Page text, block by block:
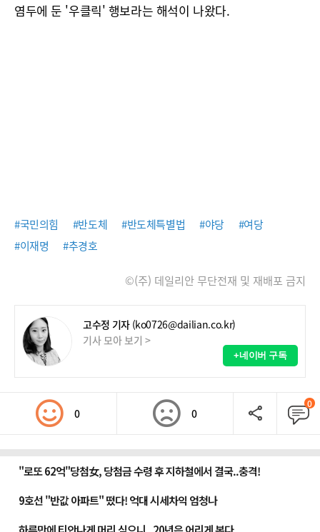
염두에 둔 '우클릭' 행보라는 해석이 나왔다.
#국민의힘 #반도체 #반도체특별법 #야당
#여당
#이재명
#추경호
©(주) 데일리안 무단전재 및 재배포 금지
고수정 기자 (ko0726@dailian.co.kr)
기사 모아 보기 >
+네이버 구독
0 0
0